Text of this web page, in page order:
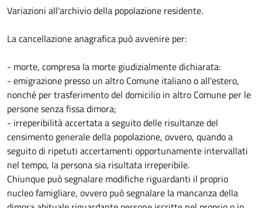
Variazioni all'archivio della popolazione residente.
La cancellazione anagrafica può avvenire per:
- morte, compresa la morte giudizialmente dichiarata:
- emigrazione presso un altro Comune italiano o all'estero,
nonché per trasferimento del domicilio in altro Comune per le
persone senza fissa dimora;
- irreperibilità accertata a seguito delle risultanze del
censimento generale della popolazione, ovvero, quando a
seguito di ripetuti accertamenti opportunamente intervallati
nel tempo, la persona sia risultata irreperibile.
Chiunque può segnalare modifiche riguardanti il proprio
nucleo famigliare, ovvero può segnalare la mancanza della